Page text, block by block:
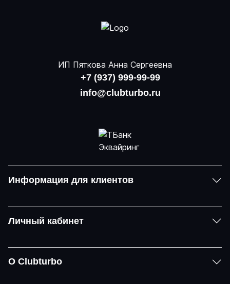
ИП Пяткова Анна Сергеевна
+7 (937) 999-99-99
info@clubturbo.ru
Информация для клиентов
Личный кабинет
О Clubturbo